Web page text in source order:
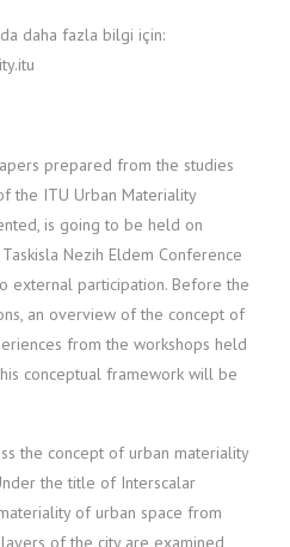
daha fazla bilgi için:
prepared from the studies
the ITU Urban Materiality
is going to be held on
Nezih Eldem Conference
external participation. Before the
an overview of the concept of
from the workshops held
conceptual framework will be
the concept of urban materiality
the title of Interscalar
of urban space from
of the city are examined